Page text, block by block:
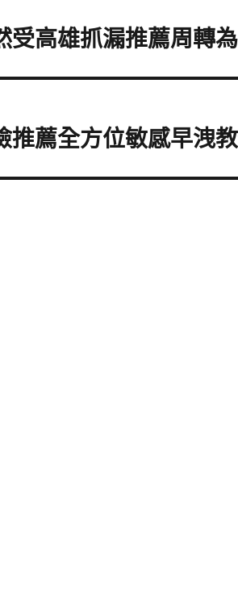
受高雄抓漏推薦周轉
推薦全方位敏感早洩